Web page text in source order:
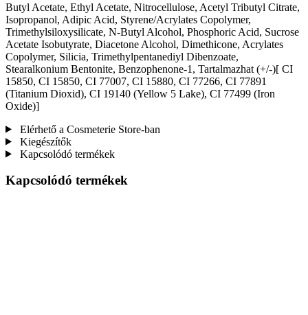
Butyl Acetate, Ethyl Acetate, Nitrocellulose, Acetyl Tributyl Citrate,
Isopropanol, Adipic Acid, Styrene/Acrylates Copolymer,
Trimethylsiloxysilicate, N-Butyl Alcohol, Phosphoric Acid, Sucrose
Acetate Isobutyrate, Diacetone Alcohol, Dimethicone, Acrylates
Copolymer, Silicia, Trimethylpentanediyl Dibenzoate,
Stearalkonium Bentonite, Benzophenone-1, Tartalmazhat (+/-)[ CI
15850, CI 15850, CI 77007, CI 15880, CI 77266, CI 77891
(Titanium Dioxid), CI 19140 (Yellow 5 Lake), CI 77499 (Iron
Oxide)]
Elérhető a Cosmeterie Store-ban
Kiegészítők
Kapcsolódó termékek
Kapcsolódó termékek